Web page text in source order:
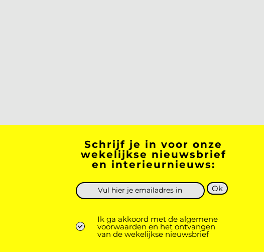
Schrijf je in voor onze
wekelijkse nieuwsbrief
en interieurnieuws:
Ok
Ik ga akkoord met de algemene
voorwaarden en het ontvangen
van de wekelijkse nieuwsbrief